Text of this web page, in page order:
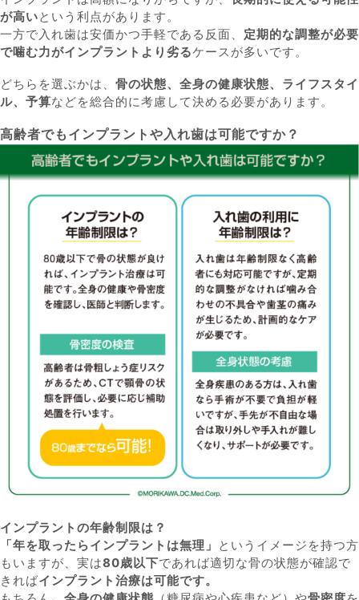
が高いという利点があります。
一方で入れ歯は安価かつ手軽である反面、 定期的な調整が必要
で噛む力がインプラントより劣るケースが多いです。
どちらを選ぶかは、 骨の状態、全身の健康状態、ライフスタイ
ル、予算などを総合的に考慮して決める必要があります。
高齢者でもインプラントや入れ歯は可能ですか？
インプラントの年齢制限は？
「年を取ったらインプラントは無理」 というイメージを持つ方
もいますが、実は80歳以下であれば適切な骨の状態が確認で
きればインプラント治療は可能です。